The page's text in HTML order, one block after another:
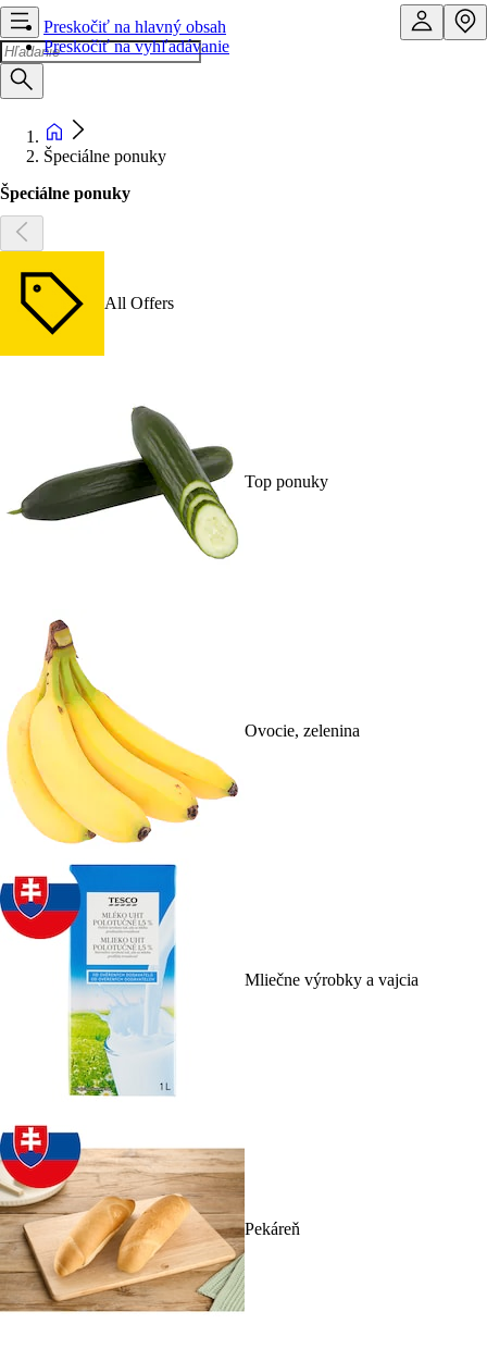
Preskočiť na hlavný obsah
Preskočiť na vyhľadávanie
Špeciálne ponuky
Špeciálne ponuky
All Offers
Top ponuky
Ovocie, zelenina
Mliečne výrobky a vajcia
Pekáreň